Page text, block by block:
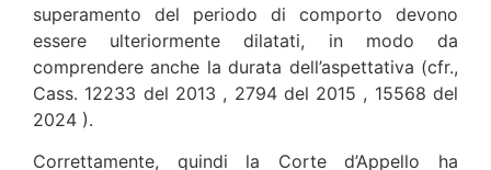
superamento del periodo di comporto devono
essere ulteriormente dilatati, in modo da
comprendere anche la durata dell’aspettativa (cfr.,
Cass. 12233 del 2013 , 2794 del 2015 , 15568 del
2024 ).
Correttamente, quindi la Corte d’Appello ha